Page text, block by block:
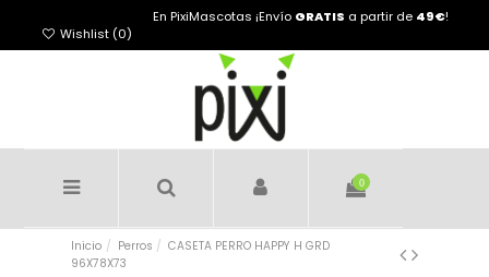
En PixiMascotas ¡Envío GRATIS a partir de 49€!
Wishlist (0)
0
Inicio Perros
CASETA PERRO HAPPY H GRD
96X78X73